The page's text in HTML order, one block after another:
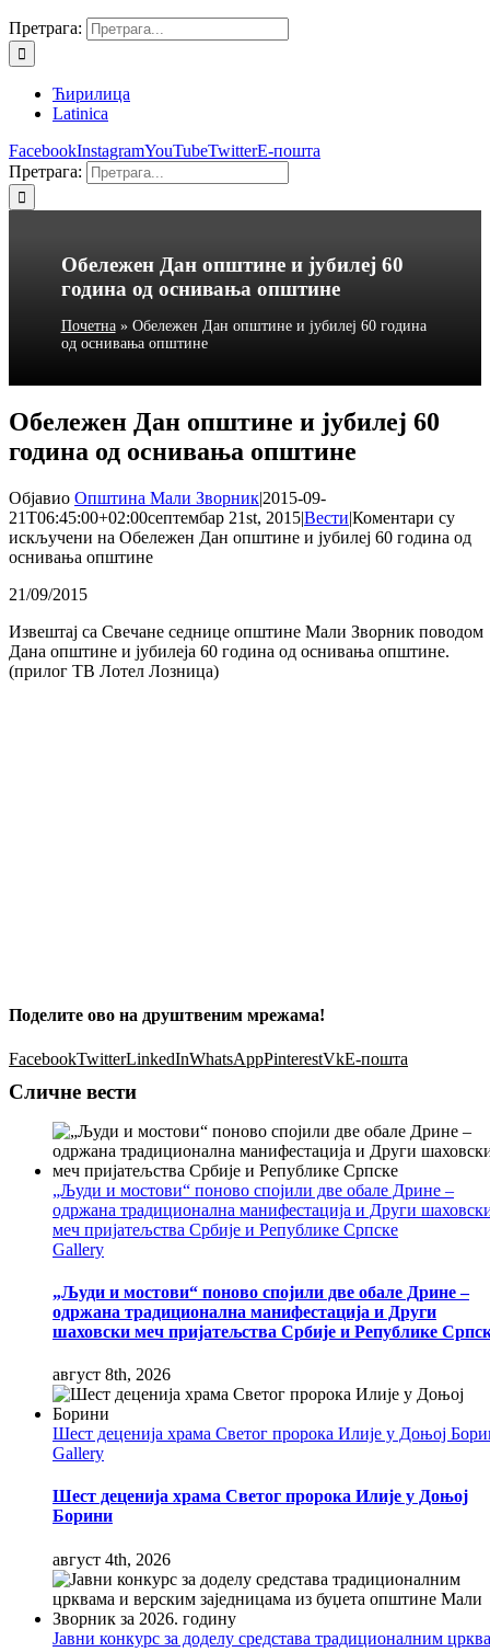
Претрага:
Ћирилица
Latinica
FacebookInstagramYouTubeTwitterЕ-пошта
Претрага:
Обележен Дан општине и јубилеј 60
година од оснивања општине
Почетна» Обележен Дан општине и јубилеј 60 година
од оснивања општине
Обележен Дан општине и јубилеј 60
година од оснивања општине
Објавио Општина Мали Зворник|2015-09-
21T06:45:00+02:00септембар 21st, 2015|Вести|Коментари су
искључени на Обележен Дан општине и јубилеј 60 година од
оснивања општине
21/09/2015
Извештај са Свечане седнице општине Мали Зворник поводом
Дана општине и јубилеја 60 година од оснивања општине.
(прилог ТВ Лотел Лозница)
Поделите ово на друштвеним мрежама!
FacebookTwitterLinkedInWhatsAppPinterestVkЕ-пошта
Сличне вести
„Људи и мостови“ поново спојили две обале Дрине –
одржана традиционална манифестација и Други
меч пријатељства Србије и Републике Српске
Gallery
„Људи и мостови“ поново спојили две обале Дрине –
одржана традиционална манифестација и Други
шаховски меч пријатељства Србије и Републике
август 8th, 2026
Шест деценија храма Светог пророка Илије у Доњој
Gallery
Шест деценија храма Светог пророка Илије у Доњој
Борини
август 4th, 2026
Јавни конкурс за доделу средстава традиционалним